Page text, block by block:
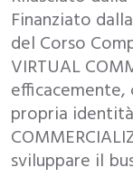
Finanziato
del Corso
VIRTUAL
propria
sviluppare il